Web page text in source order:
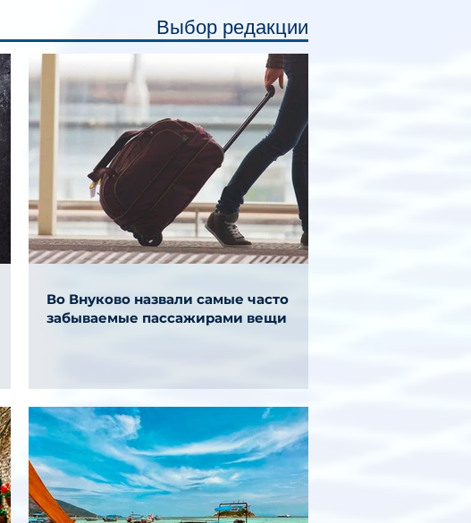
Выбор редакции
Во Внуково назвали самые часто
забываемые пассажирами вещи